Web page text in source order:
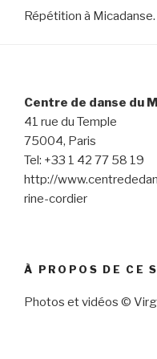
Répétition à
Centre de danse du
41 rue du Temple
75004, Paris
Tel: +33 1 42 77 58 19
http://
rine-cordier
À PROPOS DE CE
Photos et vidéos ©